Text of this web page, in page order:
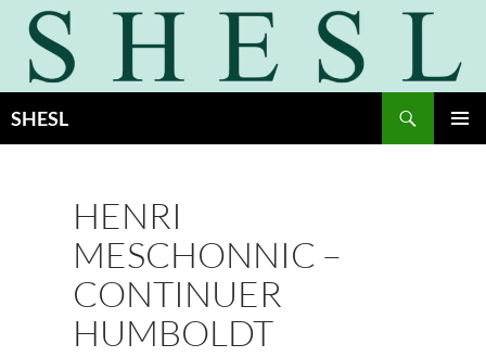
Aller
contenu
SHESL
HENRI
MESCHONNIC –
CONTINUER
HUMBOLDT